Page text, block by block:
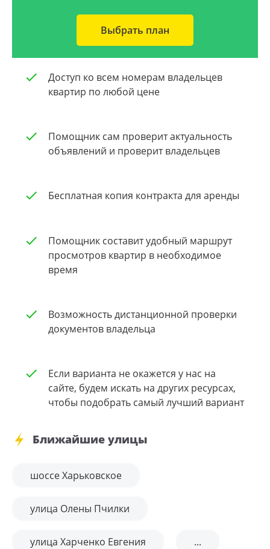
Общая площадь квартиры
От 100
Выбрать план
Доступ ко всем номерам владельцев
квартир по любой цене
Помощник сам проверит актуальность
объявлений и проверит владельцев
Бесплатная копия контракта для аренды
Помощник составит удобный маршрут
просмотров квартир в необходимое
время
Возможность дистанционной проверки
документов владельца
Если варианта не окажется у нас на
сайте, будем искать на других ресурсах,
чтобы подобрать самый лучший вариант
Ближайшие улицы
шоссе Харьковское
улица Олены Пчилки
улица Харченко Евгения ...